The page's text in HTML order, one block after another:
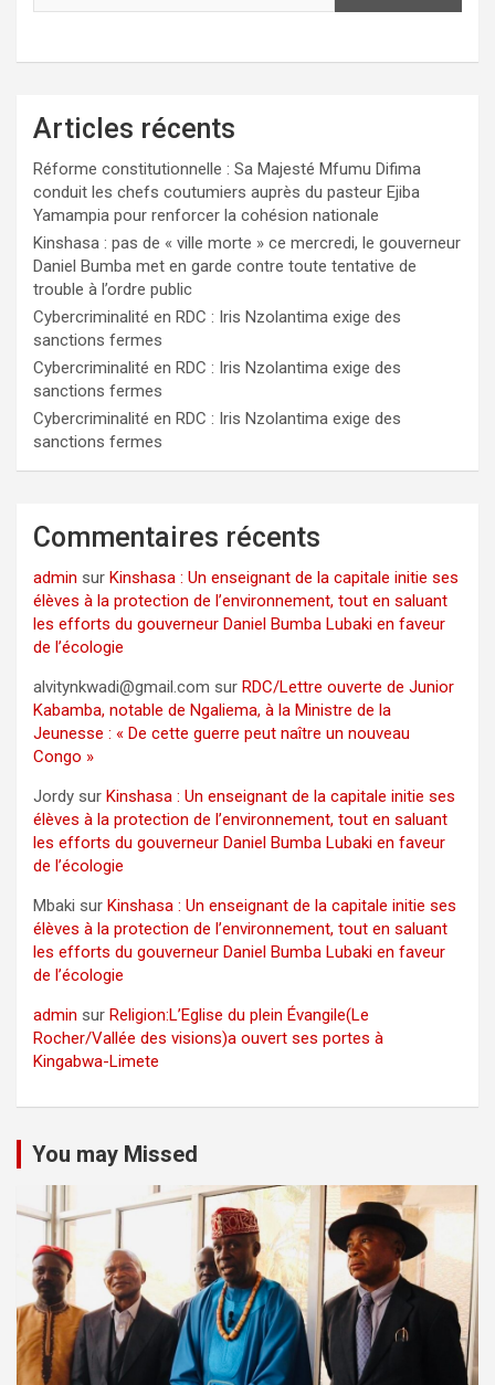
Articles récents
Réforme constitutionnelle : Sa Majesté Mfumu Difima
conduit les chefs coutumiers auprès du pasteur Ejiba
Yamampia pour renforcer la cohésion nationale
Kinshasa : pas de « ville morte » ce mercredi, le gouverneur
Daniel Bumba met en garde contre toute tentative de
trouble à l’ordre public
Cybercriminalité en RDC : Iris Nzolantima exige des
sanctions fermes
Cybercriminalité en RDC : Iris Nzolantima exige des
sanctions fermes
Cybercriminalité en RDC : Iris Nzolantima exige des
sanctions fermes
Commentaires récents
admin sur Kinshasa : Un enseignant de la capitale initie ses
élèves à la protection de l’environnement, tout en saluant
les efforts du gouverneur Daniel Bumba Lubaki en faveur
de l’écologie
alvitynkwadi@gmail.com sur RDC/Lettre ouverte de Junior
Kabamba, notable de Ngaliema, à la Ministre de la
Jeunesse : « De cette guerre peut naître un nouveau
Congo »
Jordy sur Kinshasa : Un enseignant de la capitale initie ses
élèves à la protection de l’environnement, tout en saluant
les efforts du gouverneur Daniel Bumba Lubaki en faveur
de l’écologie
Mbaki sur Kinshasa : Un enseignant de la capitale initie ses
élèves à la protection de l’environnement, tout en saluant
les efforts du gouverneur Daniel Bumba Lubaki en faveur
de l’écologie
admin sur Religion:L’Eglise du plein Évangile(Le
Rocher/Vallée des visions)a ouvert ses portes à
Kingabwa-Limete
You may Missed